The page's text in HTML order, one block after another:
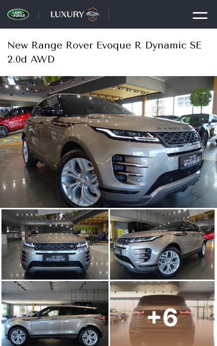
New Range Rover Evoque R Dynamic SE
2.0d AWD
+6